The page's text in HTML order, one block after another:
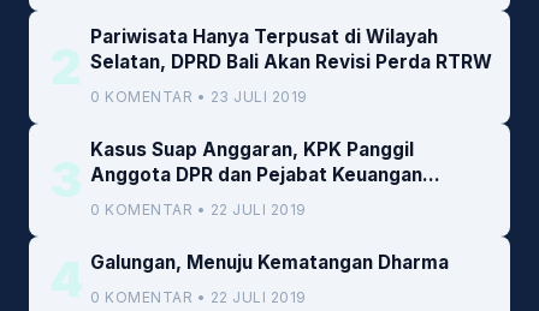
2
Pariwisata Hanya Terpusat di Wilayah
Selatan, DPRD Bali Akan Revisi Perda RTRW
0 KOMENTAR • 23 JULI 2019
3
Kasus Suap Anggaran, KPK Panggil
Anggota DPR dan Pejabat Keuangan
Kemenkeu
0 KOMENTAR • 22 JULI 2019
4 Galungan, Menuju Kematangan Dharma
0 KOMENTAR • 22 JULI 2019